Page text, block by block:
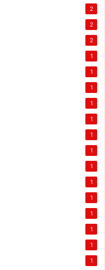
2
2
2
1
1
1
1
1
1
1
1
1
1
1
1
1
1